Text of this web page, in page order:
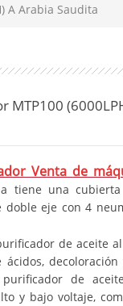
A Arabia Saudita
Venta de
tiene una
eje con 4
de aceite
de
y bajo voltaje,